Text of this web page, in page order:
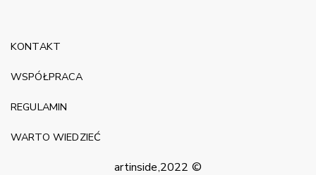
artinside,2022 ©
KONTAKT
WSPÓŁPRACA
REGULAMIN
WARTO WIEDZIEĆ